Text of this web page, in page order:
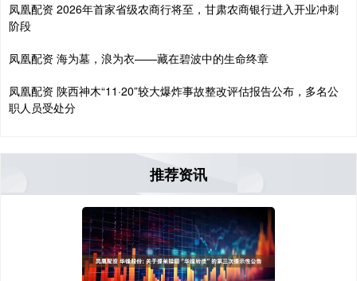
凤凰配资 2026年首家省级农商行将至，甘肃农商银行进入开业冲刺
阶段
凤凰配资 海为墓，浪为衣——藏在碧波中的生命终章
凤凰配资 陕西神木“11·20”较大爆炸事故整改评估报告公布，多名公
职人员受处分
推荐资讯